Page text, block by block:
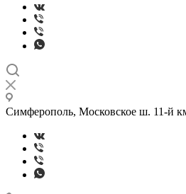
Симферополь, Московское ш. 11-й